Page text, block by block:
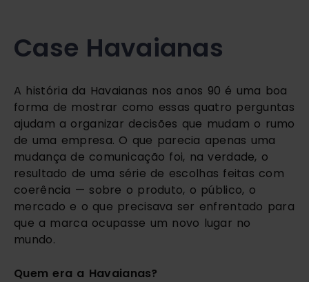
Case Havaianas
A história da Havaianas nos anos 90 é uma boa
forma de mostrar como essas quatro perguntas
ajudam a organizar decisões que mudam o rumo
de uma empresa. O que parecia apenas uma
mudança de comunicação foi, na verdade, o
resultado de uma série de escolhas feitas com
coerência — sobre o produto, o público, o
mercado e o que precisava ser enfrentado para
que a marca ocupasse um novo lugar no
mundo.
Quem era a Havaianas?